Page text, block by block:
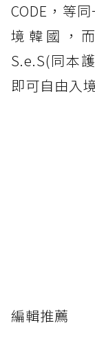
CODE，等
境韓國，
S.e.S(同本
即可自由入
編輯推薦